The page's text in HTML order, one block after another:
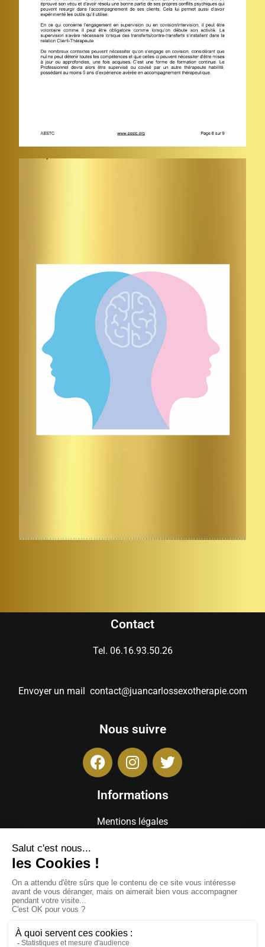
Contact
Tel. 06.16.93.50.26
Envoyer un mail contact@juancarlossexotherapie.com
Nous suivre
Informations
Mentions légales
Politique de confidentialité RGPD